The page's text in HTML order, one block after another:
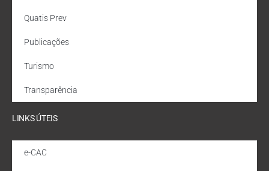
Quatis Prev
Publicações
Turismo
Transparência
LINKS ÚTEIS
e-CAC